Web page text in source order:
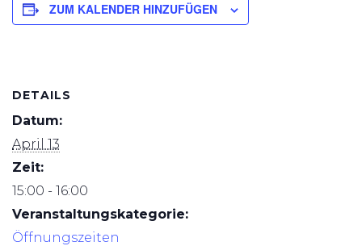
ZUM KALENDER HINZUFÜGEN
DETAILS
Datum:
April 13
Zeit:
15:00 - 16:00
Veranstaltungskategorie:
Öffnungszeiten